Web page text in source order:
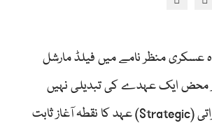
منظر نامے میں فیلڈ مارشل
محض ایک عہدے کی تبدیلی نہیں
بلکہ ایک نئے تزویراتی (Strategic) عہد کا نقطہ آغاز ثابت